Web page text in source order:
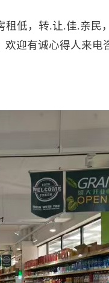
低，转.让.佳.亲民
迎有诚心得人来电